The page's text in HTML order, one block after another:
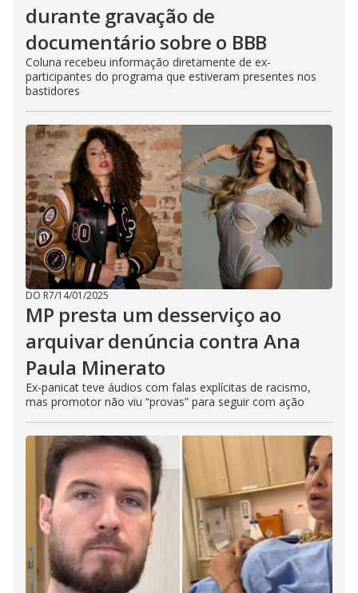
durante gravação de
documentário sobre o BBB
Coluna recebeu informação diretamente de ex-
participantes do programa que estiveram presentes nos
bastidores
DO R7/14/01/2025
MP presta um desserviço ao
arquivar denúncia contra Ana
Paula Minerato
Ex-panicat teve áudios com falas explícitas de racismo,
mas promotor não viu “provas” para seguir com ação